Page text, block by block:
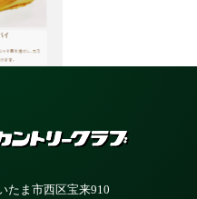
ま市西区宝来910